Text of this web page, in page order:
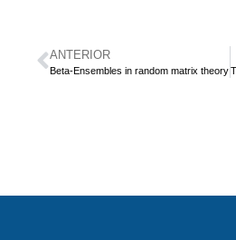
ANTERIOR
Beta-Ensembles in random matrix theory